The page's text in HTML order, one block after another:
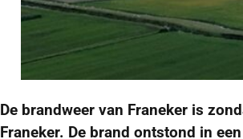
De brandweer van Franeker is
Franeker. De brand ontstond in